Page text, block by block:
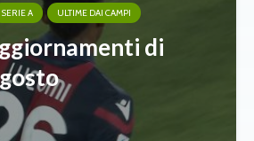
SERIE A ULTIME DAI CAMPI
di